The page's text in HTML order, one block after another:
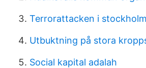
Terrorattacken i stockholm
Utbuktning på stora
Social kapital adalah